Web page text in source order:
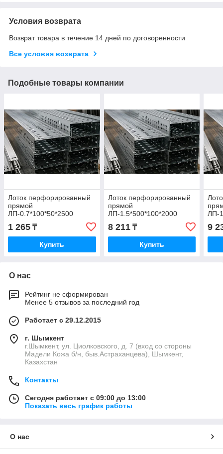
Условия возврата
Возврат товара в течение 14 дней по договоренности
Все условия возврата
Подобные товары компании
Лоток перфорированный
прямой
ЛП-0.7*100*50*2500
1 265 ₸
Купить
Лоток перфорированный
прямой
ЛП-1.5*500*100*2000
8 211₸
Купить
ЛП-
9
О нас
Рейтинг не сформирован
Менее 5 отзывов за последний год
Работает с 29.12.2015
г. Шымкент
г.Шымкент, ул. Циолковского, д. 7 (вход со стороны
Мадели Кожа б/н, быв.Астраханцева), Шымкент,
Казахстан
Контакты
Сегодня работает с 09:00 до 13:00
Показать весь график работы
О нас